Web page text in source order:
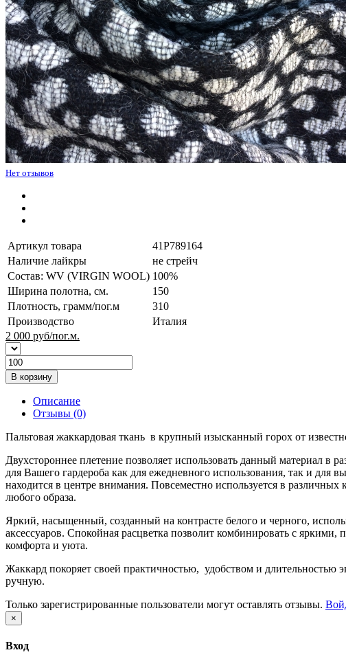
Нет отзывов
Артикул товара
41P789164
Наличие лайкры
не стрейч
Состав: WV (VIRGIN WOOL) 100%
Ширина полотна, см.
150
Плотность, грамм/пог.м
310
Производство
Италия
2 000 руб/пог.м.
В корзину
Описание
Отзывы (0)
Пальтовая жаккардовая ткань в крупный изысканный горох от
Двухстороннее плетение позволяет использовать данный материал в
для Вашего гардероба как для ежедневного использования, так и
находится в центре внимания. Повсеместно используется в
любого образа.
Яркий, насыщенный, созданный на контрасте белого и черного,
аксессуаров. Спокойная расцветка позволит комбинировать c
комфорта и уюта.
Жаккард покоряет своей практичностью, удобством и длительностью
ручную.
Только зарегистрированные пользователи могут оставлять отзывы.
×
Вход